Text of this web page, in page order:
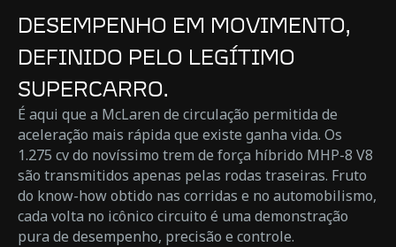
DESEMPENHO EM MOVIMENTO,
DEFINIDO PELO LEGÍTIMO
SUPERCARRO.
É aqui que a McLaren de circulação permitida de
aceleração mais rápida que existe ganha vida. Os
1.275 cv do novíssimo trem de força híbrido MHP-8 V8
são transmitidos apenas pelas rodas traseiras. Fruto
do know-how obtido nas corridas e no automobilismo,
cada volta no icônico circuito é uma demonstração
pura de desempenho, precisão e controle.